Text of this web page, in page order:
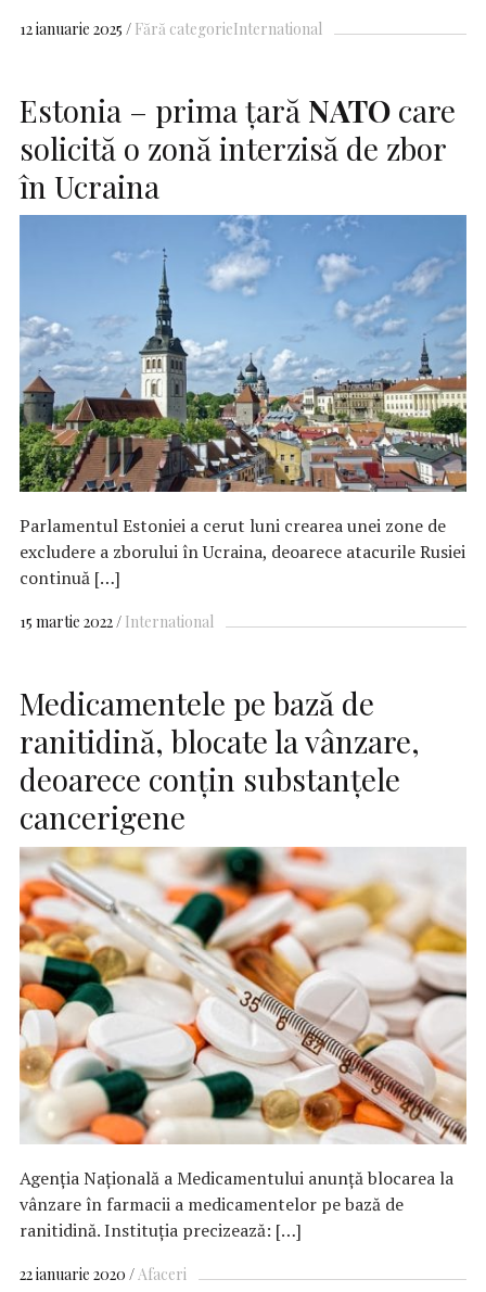
12 ianuarie 2025 Fără categorieInternational
Estonia – prima țară NATO care
solicită o zonă interzisă de zbor
în Ucraina
Parlamentul Estoniei a cerut luni crearea unei zone de
excludere a zborului în Ucraina, deoarece atacurile Rusiei
continuă […]
15 martie 2022 International
Medicamentele pe bază de
ranitidină, blocate la vânzare,
deoarece conţin substanţele
cancerigene
Agenția Națională a Medicamentului anunță blocarea la
vânzare în farmacii a medicamentelor pe bază de
ranitidină. Instituţia precizează: […]
22 ianuarie 2020 Afaceri